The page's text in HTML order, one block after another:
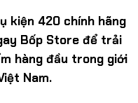
kiện 420 chính hãng
Bốp Store để trải
hàng đầu trong giới
Nam.